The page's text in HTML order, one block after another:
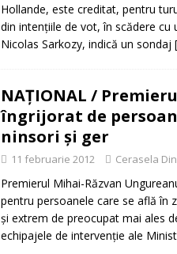
Hollande, este creditat, pentru
din intenţiile de vot, în scădere cu
Nicolas Sarkozy, indică un sondaj
NAŢIONAL /
îngrijorat de
ninsori şi ger
11 februarie 2012 Cerasela
Premierul Mihai-Răzvan
pentru persoanele care se află în
şi extrem de preocupat mai ales
echipajele de intervenţie ale